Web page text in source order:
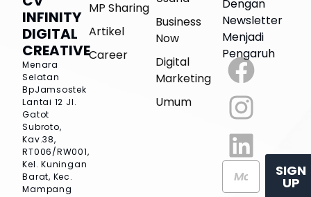
INFINITY
DIGITAL
CREATIVE
Menara
Selatan
BpJamsostek
Lantai 12 Jl.
Gatot
Subroto,
Kav.38,
RT006/RW001,
Kel. Kuningan
Barat, Kec.
Mampang
MP Sharing
Artikel
Career
Business
Now
Digital
Marketing
Umum
Dengan
Newsletter
Menjadi
Pengaruh
SIGN
UP